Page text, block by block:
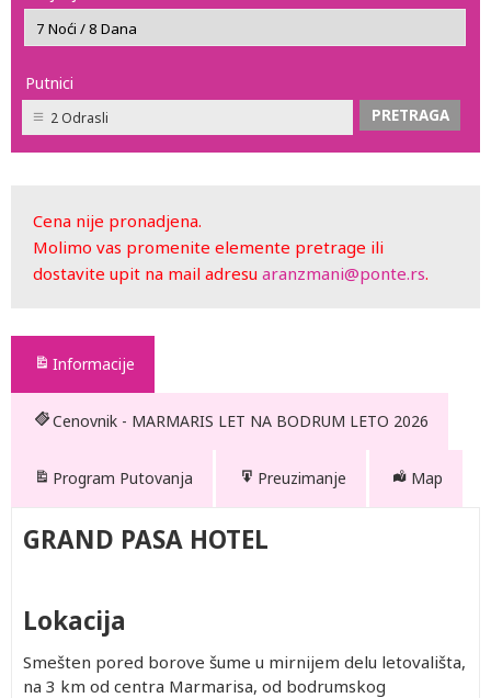
Putnici
2 Odrasli
Cena nije pronadjena.
Molimo vas promenite elemente pretrage ili
dostavite upit na mail adresu aranzmani@ponte.rs.
Informacije
Cenovnik - MARMARIS LET NA BODRUM LETO 2026
Program Putovanja Preuzimanje Map
GRAND PASA HOTEL
Lokacija
Smešten pored borove šume u mirnijem delu letovališta,
na 3 km od centra Marmarisa, od bodrumskog